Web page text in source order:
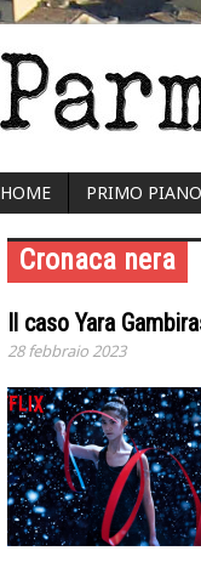
HOME PRIMO PIANO
Cronaca nera
Il caso Yara
28 febbraio 2023